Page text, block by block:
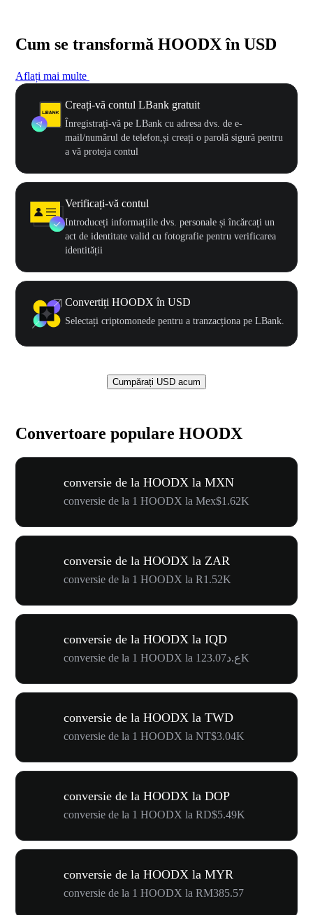
Cum se transformă HOODX în USD
Aflați mai multe
Creați-vă contul LBank gratuit
Înregistrați-vă pe LBank cu adresa dvs. de e-
mail/numărul de telefon,și creați o parolă sigură pentru
a vă proteja contul
Verificați-vă contul
Introduceți informațiile dvs. personale și încărcați un
act de identitate valid cu fotografie pentru verificarea
identității
Convertiți HOODX în USD
Selectați criptomonede pentru a tranzacționa pe LBank.
Cumpărați USD acum
Convertoare populare HOODX
conversie de la HOODX la MXN
conversie de la 1 HOODX la Mex$1.62K
conversie de la HOODX la ZAR
conversie de la 1 HOODX la R1.52K
conversie de la HOODX la IQD
conversie de la 1 HOODX la ع.د123.07K
conversie de la HOODX la TWD
conversie de la 1 HOODX la NT$3.04K
conversie de la HOODX la DOP
conversie de la 1 HOODX la RD$5.49K
conversie de la HOODX la MYR
conversie de la 1 HOODX la RM385.57